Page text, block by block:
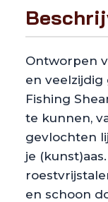
Ontworpen
en veelzijdig
Fishing
te kunnen,
gevlochten
je
en schoon